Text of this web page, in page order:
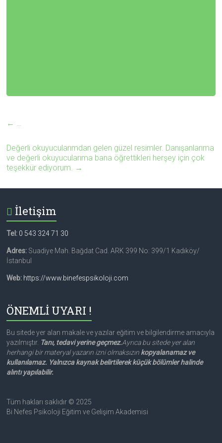
←
Değerli okuyucularımdan gelen güzel resimler. Danışanlarıma
ve değerli okuyucularıma bana öğrettikleri herşey için çok
teşekkür ediyorum.
→
İletişim
Tel: 0 543 324 71 30
Adres: Suadiye Mah. Bağdat Cad. ARK 399 No: 399/1 Kadıköy/
İstanbul
Web: https://www.binefespsikoloji.com
ÖNEMLİ UYARI !
Bu sitede yer alan makale ve yazılar eğitim ve bilgilendirme amacıyla
yazılmıştır. Tanı, tedavi yerine geçmez.Ayrıca bu sitede yer alan
herhangi bir materyal yazarın izni olmaksızın kopyalanamaz ve
kullanılamaz. Yalnızca kaynak belirtilerek küçük bölümler halinde
alıntı yapılabilir.
Tüm hakları saklıdır © 2025
Bi Nefes Psikoloji Eğitim ve Gelişim Akademisi